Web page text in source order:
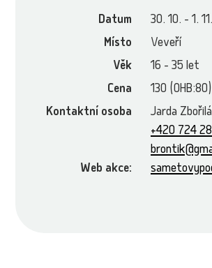
Datum
30. 10. - 1.
Místo
Veveří
Věk
16 - 35 let
Cena
130
Kontaktní osoba
Jarda
+420 724
Web akce: